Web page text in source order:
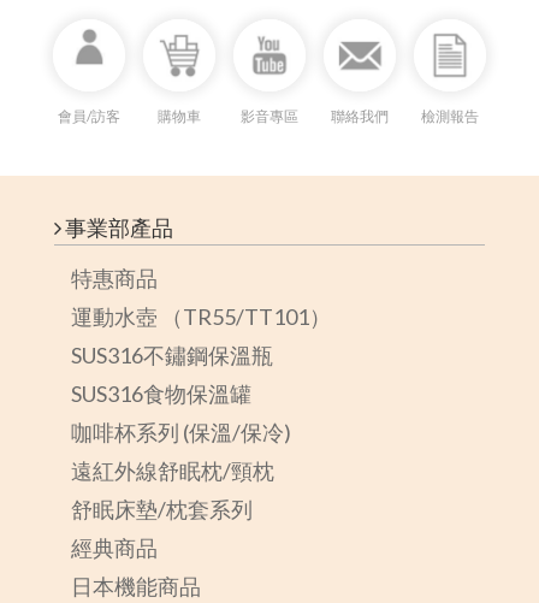
會員/訪客 購物車 影音專區 聯絡我們 檢測報告
事業部產品
特惠商品
運動水壺 （TR55/TT101）
SUS316不鏽鋼保溫瓶
SUS316食物保溫罐
咖啡杯系列 (保溫/保冷)
遠紅外線舒眠枕/頸枕
舒眠床墊/枕套系列
經典商品
日本機能商品